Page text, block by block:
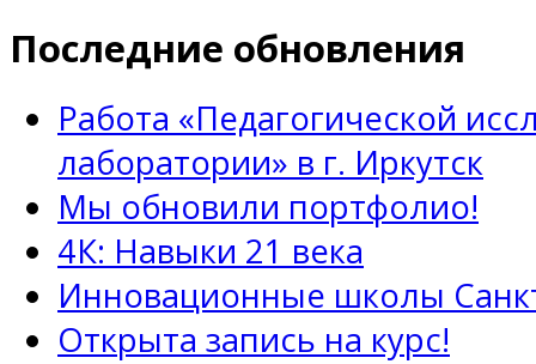
Последние обновления
Работа «Педагогической
лаборатории» в г. Иркутск
Мы обновили портфолио!
4К: Навыки 21 века
Инновационные школы
Открыта запись на курс!